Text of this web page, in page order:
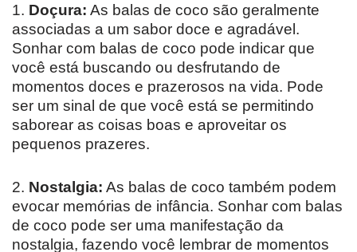
1. Doçura: As balas de coco são geralmente
associadas a um sabor doce e agradável.
Sonhar com balas de coco pode indicar que
você está buscando ou desfrutando de
momentos doces e prazerosos na vida. Pode
ser um sinal de que você está se permitindo
saborear as coisas boas e aproveitar os
pequenos prazeres.
2. Nostalgia: As balas de coco também podem
evocar memórias de infância. Sonhar com balas
de coco pode ser uma manifestação da
nostalgia, fazendo você lembrar de momentos